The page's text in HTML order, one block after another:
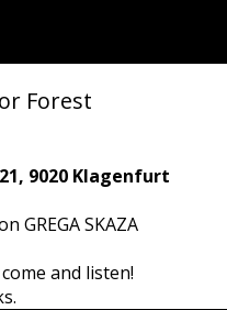
Forest
9020 Klagenfurt
GREGA SKAZA
and listen!